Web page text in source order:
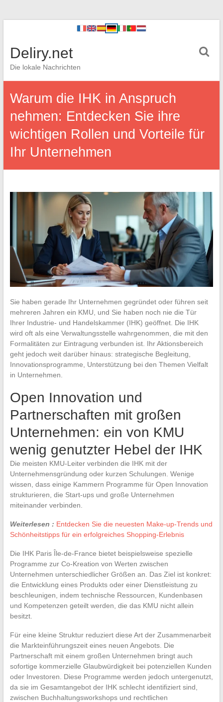
Deliry.net
Die lokale Nachrichten
Warum die IHK in Anspruch
nehmen: Entdecken Sie ihre
wichtigen Rollen und Vorteile für
Ihr Unternehmen
Sie haben gerade Ihr Unternehmen gegründet oder führen seit
mehreren Jahren ein KMU, und Sie haben noch nie die Tür
Ihrer Industrie- und Handelskammer (IHK) geöffnet. Die IHK
wird oft als eine Verwaltungsstelle wahrgenommen, die mit den
Formalitäten zur Eintragung verbunden ist. Ihr Aktionsbereich
geht jedoch weit darüber hinaus: strategische Begleitung,
Innovationsprogramme, Unterstützung bei den Themen Vielfalt
in Unternehmen.
Open Innovation und
Partnerschaften mit großen
Unternehmen: ein von KMU
wenig genutzter Hebel der IHK
Die meisten KMU-Leiter verbinden die IHK mit der
Unternehmensgründung oder kurzen Schulungen. Wenige
wissen, dass einige Kammern Programme für Open Innovation
strukturieren, die Start-ups und große Unternehmen
miteinander verbinden.
Weiterlesen : Entdecken Sie die neuesten Make-up-Trends und
Schönheitstipps für ein erfolgreiches Shopping-Erlebnis
Die IHK Paris Île-de-France bietet beispielsweise spezielle
Programme zur Co-Kreation von Werten zwischen
Unternehmen unterschiedlicher Größen an. Das Ziel ist konkret:
die Entwicklung eines Produkts oder einer Dienstleistung zu
beschleunigen, indem technische Ressourcen, Kundenbasen
und Kompetenzen geteilt werden, die das KMU nicht allein
besitzt.
Für eine kleine Struktur reduziert diese Art der Zusammenarbeit
die Markteinführungszeit eines neuen Angebots. Die
Partnerschaft mit einem großen Unternehmen bringt auch
sofortige kommerzielle Glaubwürdigkeit bei potenziellen Kunden
oder Investoren. Diese Programme werden jedoch untergenutzt,
da sie im Gesamtangebot der IHK schlecht identifiziert sind,
zwischen Buchhaltungsworkshops und rechtlichen